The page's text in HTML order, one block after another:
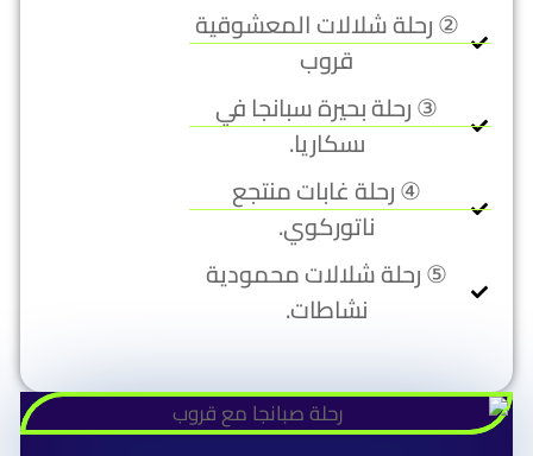
② رحلة شلالات المعشوقية
قروب
③ رحلة بحيرة سبانجا في
ىسكاريا.
④ رحلة غابات منتجع
ناتوركوي.
⑤ رحلة شلالات محمودية
نشاطات.